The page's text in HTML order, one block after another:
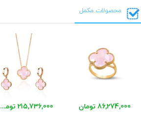
محصولات مکمل
86,274,000 تومان 215,736,000 تومان